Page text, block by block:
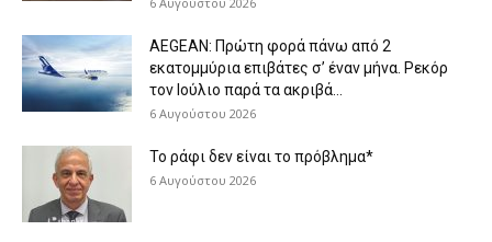
AEGEAN: Πρώτη φορά πάνω από 2
εκατομμύρια επιβάτες σ’ έναν μήνα. Ρεκόρ
τον Ιούλιο παρά τα ακριβά...
6 Αυγούστου 2026
Το ράφι δεν είναι το πρόβλημα*
6 Αυγούστου 2026